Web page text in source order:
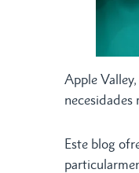
Apple
necesidades
Este blog